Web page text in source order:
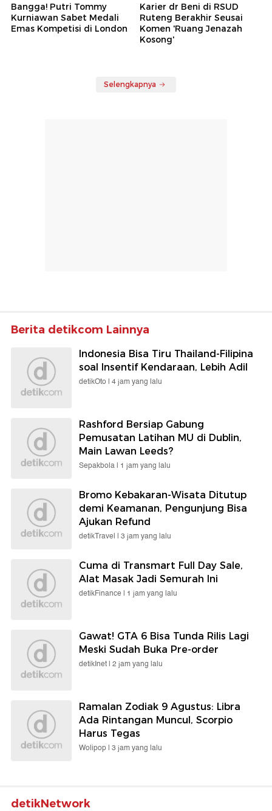
Bangga! Putri Tommy
Kurniawan Sabet Medali
Emas Kompetisi di London
Karier dr Beni di RSUD
Ruteng Berakhir Seusai
Komen 'Ruang Jenazah
Kosong'
Selengkapnya
Berita detikcom Lainnya
Indonesia Bisa Tiru Thailand-Filipina
soal Insentif Kendaraan, Lebih Adil
detikOto | 4 jam yang lalu
Rashford Bersiap Gabung
Pemusatan Latihan MU di Dublin,
Main Lawan Leeds?
Sepakbola | 1 jam yang lalu
Bromo Kebakaran-Wisata Ditutup
demi Keamanan, Pengunjung Bisa
Ajukan Refund
detikTravel | 3 jam yang lalu
Cuma di Transmart Full Day Sale,
Alat Masak Jadi Semurah Ini
detikFinance | 1 jam yang lalu
Gawat! GTA 6 Bisa Tunda Rilis Lagi
Meski Sudah Buka Pre-order
detikInet | 2 jam yang lalu
Ramalan Zodiak 9 Agustus: Libra
Ada Rintangan Muncul, Scorpio
Harus Tegas
Wolipop | 3 jam yang lalu
detikNetwork